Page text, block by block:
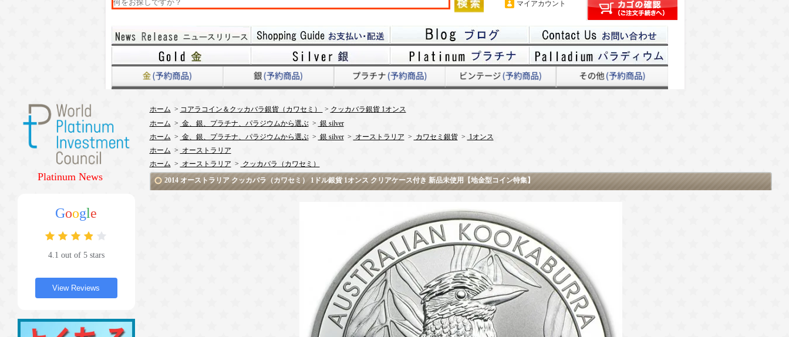
マイアカウント
Platinum News
Google
4.1 out of 5 stars
View Reviews
ホーム > コアラコイン＆クッカバラ銀貨（カワセミ） > クッカバラ銀貨 1オンス
ホーム > 金、銀、プラチナ、パラジウムから選ぶ> 銀 silver
ホーム > 金、銀、プラチナ、パラジウムから選ぶ> 銀 silver> オーストラリア > カワセミ銀貨> 1オンス
ホーム > オーストラリア
ホーム > オーストラリア > クッカバラ（カワセミ）
2014 オーストラリア クッカバラ（カワセミ） 1ドル銀貨 1オンス クリアケース付き 新品未使用【地金型コイン特集】